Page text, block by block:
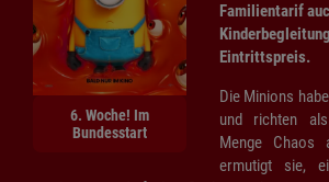
6. Woche! Im
Bundesstart
Familientarif
Eintrittspreis.
Die Minions
und richten
Menge Chaos
ermutigt sie,